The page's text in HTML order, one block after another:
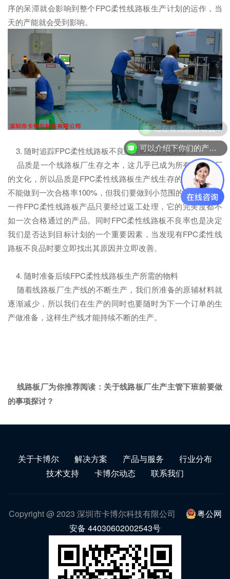
序的呆滞就会影响到整个FPC柔性线路板生产计划的运作，当
天的产能就会受到影响。
3. 随时追踪FPC柔性线路板不良品并即时查找原因
品质是一个线路板厂生存之本，这几乎已成为所有线路板厂
的文化，所以品质是FPC柔性线路板生产线生存的根本。我们
不能做到一次合格率100%，但我们要做到小范围的不良。任何
一件FPC柔性线路板产品只要经过返工处理，它的完美度都不
如一次合格通过的产品。同时FPC柔性线路板不良率也是决定
我们是否达到目标计划的一个重要因素，当发现有FPC柔性线
路板不良品时要立即找出其原因并立即改善。
4. 随时准备后续FPC柔性线路板生产所需的物料
随着线路板厂生产线的不断生产，我们所准备的原辅材料就
逐渐减少，所以我们在生产的同时也要随时为下一个订单的生
产做准备，这样生产线才能持续不断的生产。
线路板厂为你推荐阅读： 关于线路板厂生产主管下班前要做
的事项探讨？
关于卡博尔 解决方案 产品与服务
行业分布
技术支持
卡博尔动态 联系我们
Copyright @ 2023 深圳市卡博尔科技有限公司
粤公网
安备 44030602002543号
可以介绍下你们的产品么？
现在有优惠活动么？